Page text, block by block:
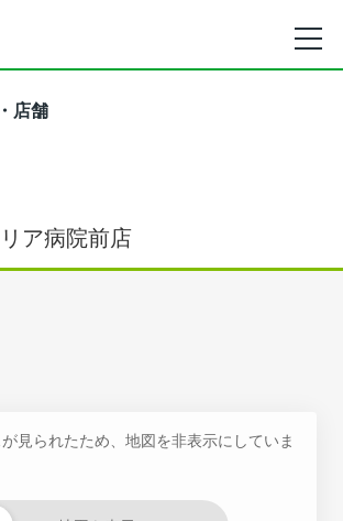
店舗
ア病院前店
見られたため、地図を非表示にしていま